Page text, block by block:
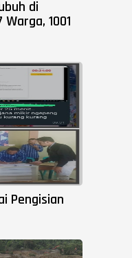
di
1001
Pengisian